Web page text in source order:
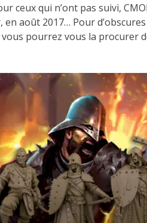
ceux qui n’ont pas suivi,
août 2017… Pour
pourrez vous la procurer